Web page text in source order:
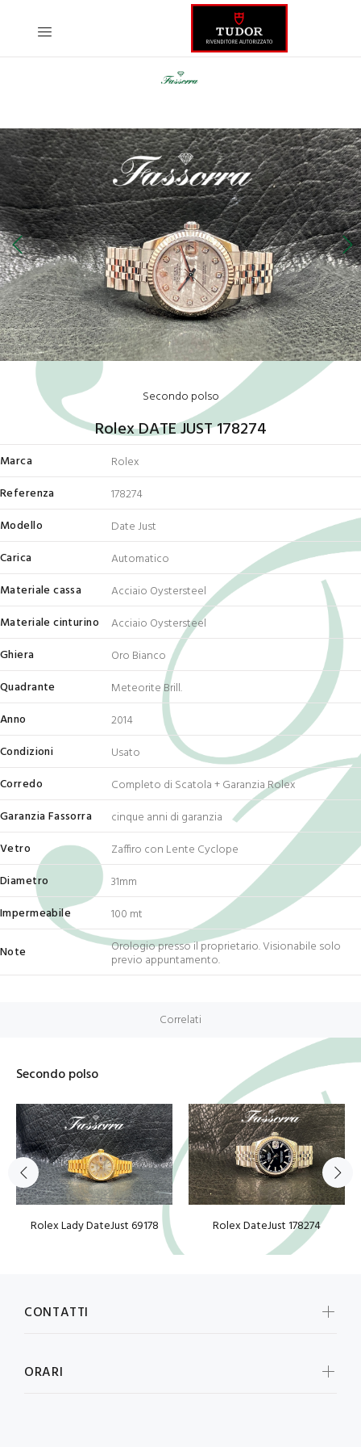
Secondo polso
Rolex DATE JUST 178274
Marca
Rolex
Referenza
178274
Modello
Date Just
Carica
Automatico
Materiale cassa
Acciaio Oystersteel
Materiale cinturino
Acciaio Oystersteel
Ghiera
Oro Bianco
Quadrante
Meteorite Brill.
Anno
2014
Condizioni
Usato
Corredo
Completo di Scatola + Garanzia Rolex
Garanzia Fassorra
cinque anni di garanzia
Vetro
Zaffiro con Lente Cyclope
Diametro
31mm
Impermeabile
100 mt
Note Orologio presso il proprietario. Visionabile solo
previo appuntamento.
Correlati
Secondo polso
Rolex Lady DateJust 69178 Rolex DateJust 178274
CONTATTI
ORARI